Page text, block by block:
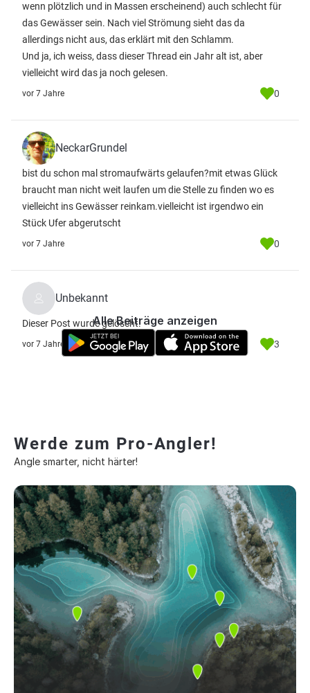
wenn plötzlich und in Massen erscheinend) auch schlecht für
das Gewässer sein. Nach viel Strömung sieht das da
allerdings nicht aus, das erklärt mit den Schlamm.
Und ja, ich weiss, dass dieser Thread ein Jahr alt ist, aber
vielleicht wird das ja noch gelesen.
vor 7 Jahre 0
NeckarGrundel
bist du schon mal stromaufwärts gelaufen?mit etwas Glück
braucht man nicht weit laufen um die Stelle zu finden wo es
vielleicht ins Gewässer reinkam.vielleicht ist irgendwo ein
Stück Ufer abgerutscht
vor 7 Jahre 0
Unbekannt
Dieser Post wurde gelöscht.
vor 7 Jahre 3
Alle Beiträge anzeigen
Werde zum Pro-Angler!
Angle smarter, nicht härter!